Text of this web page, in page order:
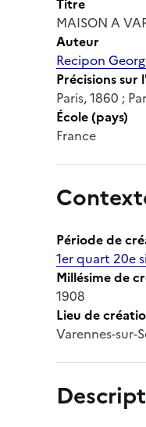
MAISON A
Auteur
Recipon
Précisions sur
Paris, 1860 ;
École (pays)
France
Période de
1er quart 20e
Millésime de
1908
Lieu de
Varennes-sur-